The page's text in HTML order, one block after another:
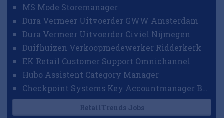
MS Mode Storemanager
Dura Vermeer Uitvoerder GWW Amsterdam
Dura Vermeer Uitvoerder Civiel Nijmegen
Duifhuizen Verkoopmedewerker Ridderkerk
EK Retail Customer Support Omnichannel
Hubo Assistent Category Manager
Checkpoint Systems Key Accountmanager Benelux
RetailTrends Jobs